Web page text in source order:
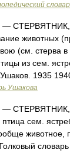
— СТЕРВЯТНИК,
животных
(см. стерва
из сем.
1935
Ушакова
— СТЕРВЯТНИК,
сем.